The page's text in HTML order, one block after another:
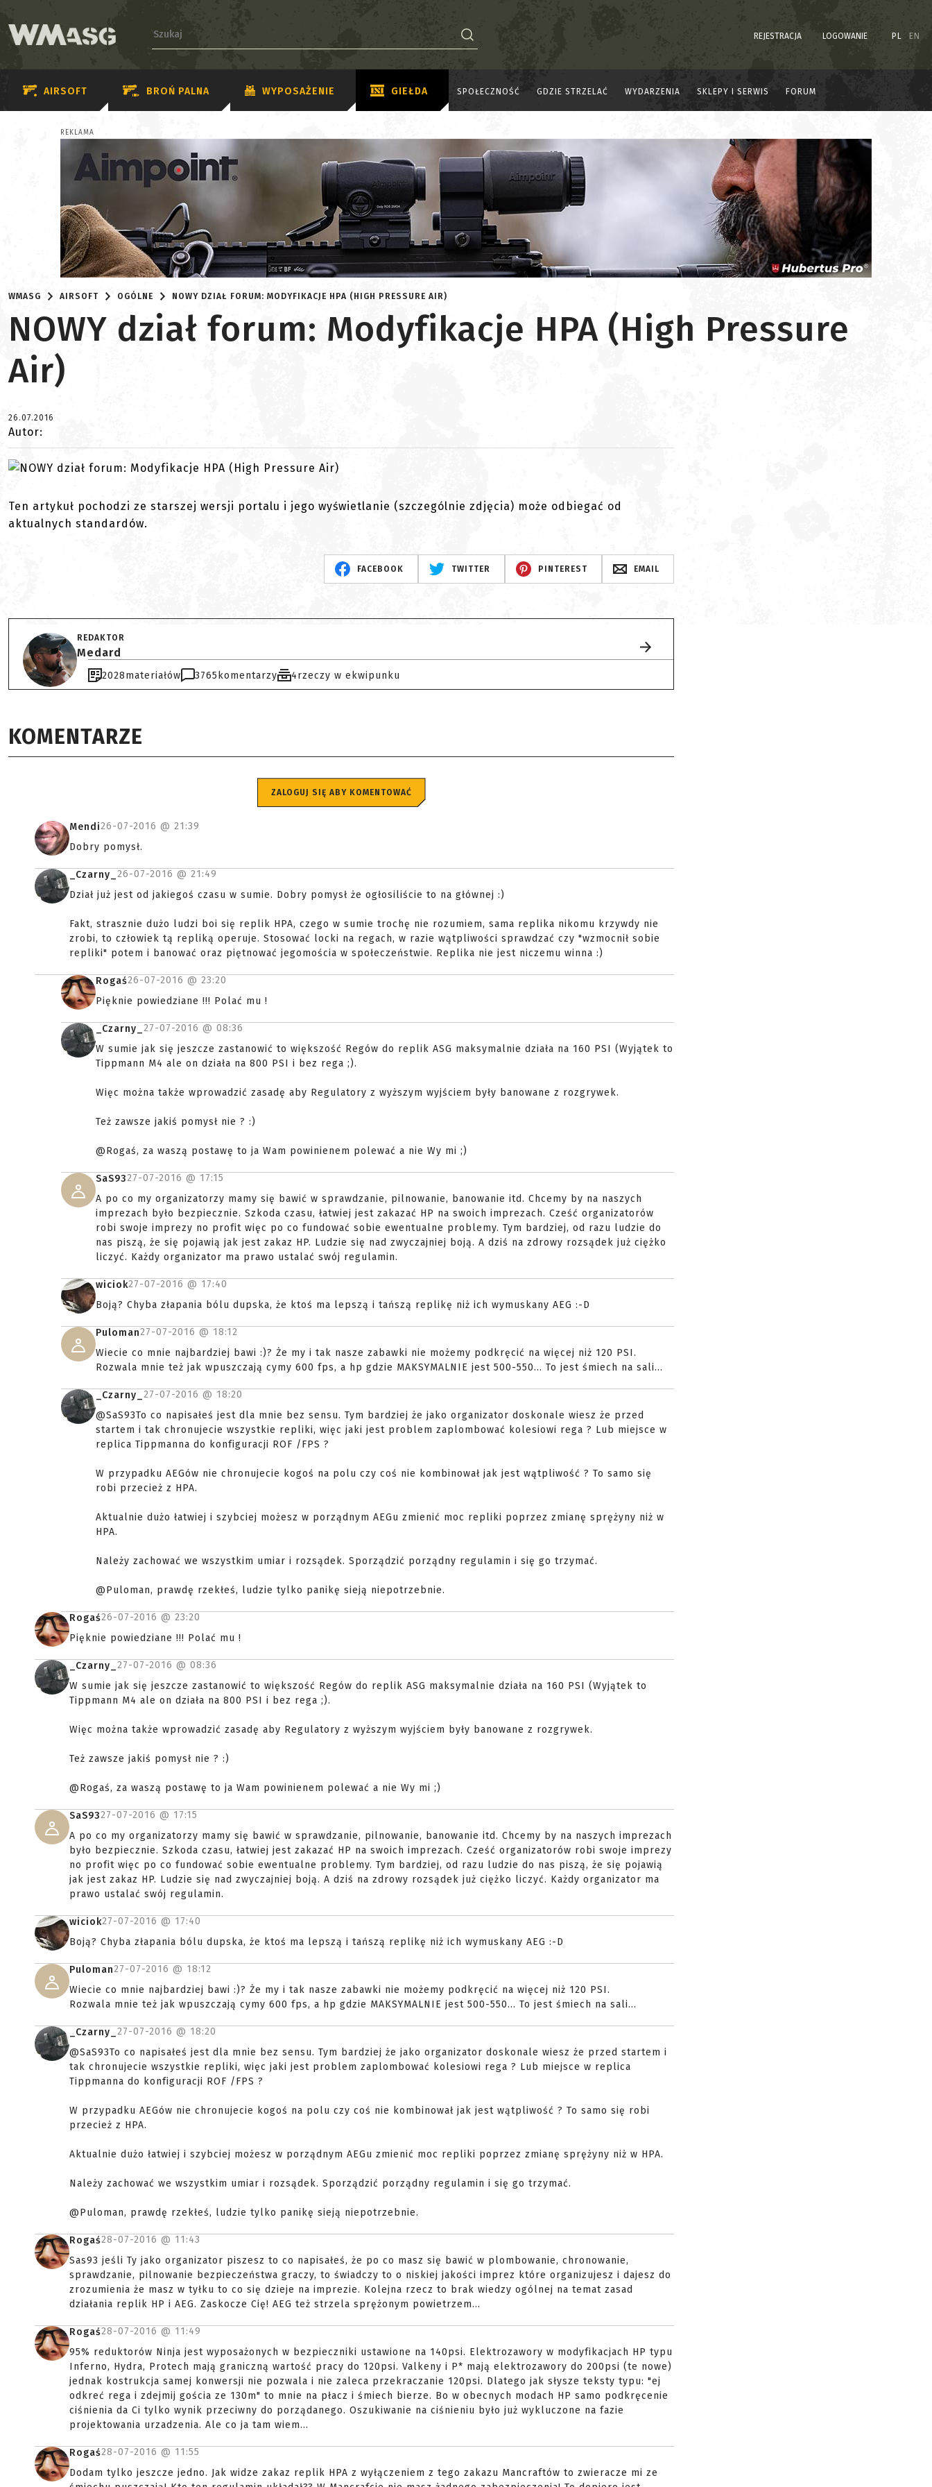
REJESTRACJA LOGOWANIE PL EN
AIRSOFT BROŃ PALNA WYPOSAŻENIE GIEŁDA SPOŁECZNOŚĆ GDZIE STRZELAĆ WYDARZENIA SKLEPY I SERWIS FORUM
REKLAMA
WMASG AIRSOFT OGÓLNE NOWY DZIAŁ FORUM: MODYFIKACJE HPA (HIGH PRESSURE AIR)
NOWY dział forum: Modyfikacje HPA (High Pressure
Air)
26.07.2016
Autor:
Ten artykuł pochodzi ze starszej wersji portalu i jego wyświetlanie (szczególnie zdjęcia) może odbiegać od
aktualnych standardów.
FACEBOOK TWITTER PINTEREST EMAIL
REDAKTOR
Medard
2028materiałów 3765 komentarzy 4rzeczy w ekwipunku
KOMENTARZE
ZALOGUJ SIĘ ABY KOMENTOWAĆ
Mendi26-07-2016 @ 21:39
Dobry pomysł.
_Czarny_ 26-07-2016 @ 21:49
Dział już jest od jakiegoś czasu w sumie. Dobry pomysł że ogłosiliście to na głównej :)
Fakt, strasznie dużo ludzi boi się replik HPA, czego w sumie trochę nie rozumiem, sama replika nikomu krzywdy nie
zrobi, to człowiek tą repliką operuje. Stosować locki na regach, w razie wątpliwości sprawdzać czy "wzmocnił sobie
repliki" potem i banować oraz piętnować jegomościa w społeczeństwie. Replika nie jest niczemu winna :)
Rogaś26-07-2016 @ 23:20
Pięknie powiedziane !!! Polać mu !
_Czarny_ 27-07-2016 @ 08:36
W sumie jak się jeszcze zastanowić to większość Regów do replik ASG maksymalnie działa na 160 PSI (Wyjątek to
Tippmann M4 ale on działa na 800 PSI i bez rega ;).
Więc można także wprowadzić zasadę aby Regulatory z wyższym wyjściem były banowane z rozgrywek.
Też zawsze jakiś pomysł nie ? :)
@Rogaś, za waszą postawę to ja Wam powinienem polewać a nie Wy mi ;)
SaS9327-07-2016 @ 17:15
A po co my organizatorzy mamy się bawić w sprawdzanie, pilnowanie, banowanie itd. Chcemy by na naszych
imprezach było bezpiecznie. Szkoda czasu, łatwiej jest zakazać HP na swoich imprezach. Cześć organizatorów
robi swoje imprezy no profit więc po co fundować sobie ewentualne problemy. Tym bardziej, od razu ludzie do
nas piszą, że się pojawią jak jest zakaz HP. Ludzie się nad zwyczajniej boją. A dziś na zdrowy rozsądek już ciężko
liczyć. Każdy organizator ma prawo ustalać swój regulamin.
wiciok27-07-2016 @ 17:40
Boją? Chyba złapania bólu dupska, że ktoś ma lepszą i tańszą replikę niż ich wymuskany AEG :-D
Puloman27-07-2016 @ 18:12
Wiecie co mnie najbardziej bawi :)? Że my i tak nasze zabawki nie możemy podkręcić na więcej niż 120 PSI.
Rozwala mnie też jak wpuszczają cymy 600 fps, a hp gdzie MAKSYMALNIE jest 500-550... To jest śmiech na sali...
_Czarny_ 27-07-2016 @ 18:20
@SaS93To co napisałeś jest dla mnie bez sensu. Tym bardziej że jako organizator doskonale wiesz że przed
startem i tak chronujecie wszystkie repliki, więc jaki jest problem zaplombować kolesiowi rega ? Lub miejsce w
replica Tippmanna do konfiguracji ROF /FPS ?
W przypadku AEGów nie chronujecie kogoś na polu czy coś nie kombinował jak jest wątpliwość ? To samo się
robi przecież z HPA.
Aktualnie dużo łatwiej i szybciej możesz w porządnym AEGu zmienić moc repliki poprzez zmianę sprężyny niż w
HPA.
Należy zachować we wszystkim umiar i rozsądek. Sporządzić porządny regulamin i się go trzymać.
@Puloman, prawdę rzekłeś, ludzie tylko panikę sieją niepotrzebnie.
Rogaś26-07-2016 @ 23:20
Pięknie powiedziane !!! Polać mu !
_Czarny_ 27-07-2016 @ 08:36
W sumie jak się jeszcze zastanowić to większość Regów do replik ASG maksymalnie działa na 160 PSI (Wyjątek to
Tippmann M4 ale on działa na 800 PSI i bez rega ;).
Więc można także wprowadzić zasadę aby Regulatory z wyższym wyjściem były banowane z rozgrywek.
Też zawsze jakiś pomysł nie ? :)
@Rogaś, za waszą postawę to ja Wam powinienem polewać a nie Wy mi ;)
SaS9327-07-2016 @ 17:15
A po co my organizatorzy mamy się bawić w sprawdzanie, pilnowanie, banowanie itd. Chcemy by na naszych imprezach
było bezpiecznie. Szkoda czasu, łatwiej jest zakazać HP na swoich imprezach. Cześć organizatorów robi swoje imprezy
no profit więc po co fundować sobie ewentualne problemy. Tym bardziej, od razu ludzie do nas piszą, że się pojawią
jak jest zakaz HP. Ludzie się nad zwyczajniej boją. A dziś na zdrowy rozsądek już ciężko liczyć. Każdy organizator ma
prawo ustalać swój regulamin.
wiciok27-07-2016 @ 17:40
Boją? Chyba złapania bólu dupska, że ktoś ma lepszą i tańszą replikę niż ich wymuskany AEG :-D
Puloman27-07-2016 @ 18:12
Wiecie co mnie najbardziej bawi :)? Że my i tak nasze zabawki nie możemy podkręcić na więcej niż 120 PSI.
Rozwala mnie też jak wpuszczają cymy 600 fps, a hp gdzie MAKSYMALNIE jest 500-550... To jest śmiech na sali...
_Czarny_ 27-07-2016 @ 18:20
@SaS93To co napisałeś jest dla mnie bez sensu. Tym bardziej że jako organizator doskonale wiesz że przed startem i
tak chronujecie wszystkie repliki, więc jaki jest problem zaplombować kolesiowi rega ? Lub miejsce w replica
Tippmanna do konfiguracji ROF /FPS ?
W przypadku AEGów nie chronujecie kogoś na polu czy coś nie kombinował jak jest wątpliwość ? To samo się robi
przecież z HPA.
Aktualnie dużo łatwiej i szybciej możesz w porządnym AEGu zmienić moc repliki poprzez zmianę sprężyny niż w HPA.
Należy zachować we wszystkim umiar i rozsądek. Sporządzić porządny regulamin i się go trzymać.
@Puloman, prawdę rzekłeś, ludzie tylko panikę sieją niepotrzebnie.
Rogaś28-07-2016 @ 11:43
Sas93 jeśli Ty jako organizator piszesz to co napisałeś, że po co masz się bawić w plombowanie, chronowanie,
sprawdzanie, pilnowanie bezpieczeństwa graczy, to świadczy to o niskiej jakości imprez które organizujesz i dajesz do
zrozumienia że masz w tyłku to co się dzieje na imprezie. Kolejna rzecz to brak wiedzy ogólnej na temat zasad
działania replik HP i AEG. Zaskocze Cię! AEG też strzela sprężonym powietrzem...
Rogaś28-07-2016 @ 11:49
95% reduktorów Ninja jest wyposażonych w bezpieczniki ustawione na 140psi. Elektrozawory w modyfikacjach HP typu
Inferno, Hydra, Protech mają graniczną wartość pracy do 120psi. Valkeny i P* mają elektrozawory do 200psi (te nowe)
jednak kostrukcja samej konwersji nie pozwala i nie zaleca przekraczanie 120psi. Dlatego jak słysze teksty typu: "ej
odkreć rega i zdejmij gościa ze 130m" to mnie na płacz i śmiech bierze. Bo w obecnych modach HP samo podkręcenie
ciśnienia da Ci tylko wynik przeciwny do porządanego. Oszukiwanie na ciśnieniu było już wykluczone na fazie
projektowania urzadzenia. Ale co ja tam wiem...
Rogaś28-07-2016 @ 11:55
Dodam tylko jeszcze jedno. Jak widze zakaz replik HPA z wyłączeniem z tego zakazu Mancraftów to zwieracze mi ze